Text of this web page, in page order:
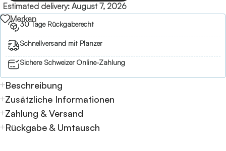
Estimated delivery: August 7, 2026
Merken
30 Tage Rückgaberecht
Schnellversand mit Planzer
Sichere Schweizer Online-Zahlung
Beschreibung
Zusätzliche Informationen
Zahlung & Versand
Rückgabe & Umtausch